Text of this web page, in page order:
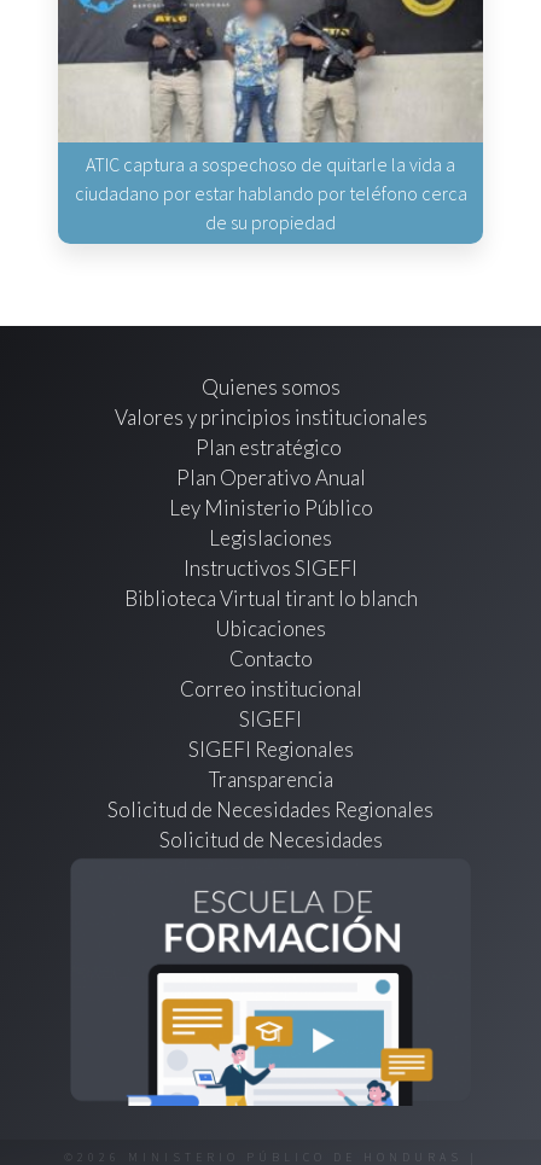
ATIC captura a sospechoso de quitarle la vida a
ciudadano por estar hablando por teléfono cerca
de su propiedad
Quienes somos
Valores y principios institucionales
Plan estratégico
Plan Operativo Anual
Ley Ministerio Público
Legislaciones
Instructivos SIGEFI
Biblioteca Virtual tirant lo blanch
Ubicaciones
Contacto
Correo institucional
SIGEFI
SIGEFI Regionales
Transparencia
Solicitud de Necesidades Regionales
Solicitud de Necesidades
©2026 MINISTERIO PÚBLICO DE HONDURAS |